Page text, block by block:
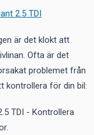
2.5 TDI
är det klokt att
Ofta är det
problemet från
kontrollera för din bil:
TDI - Kontrollera